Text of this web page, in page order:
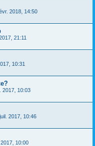
2018, 14:50
21:11
10:31
2017, 10:03
2017, 10:46
10:00